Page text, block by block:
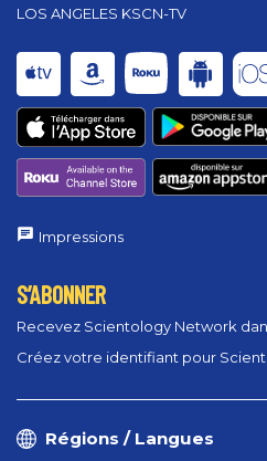
LOS ANGELES KSCN-TV
Impressions
S’ABONNER
Recevez Scientology Network
Créez votre identifiant pour
Régions / Langues